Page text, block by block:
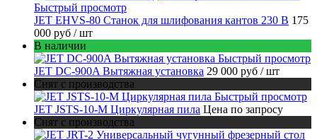
Быстрый просмотр
JET EHVS-80 Станок для шлифования кантов 230 В 175
000 руб / шт
В наличии
Быстрый просмотр
JET DC-900A Вытяжная установка 29 000 руб / шт
Снят с производства
Быстрый просмотр
JET JSTS-10-M Циркулярная пила Цена по запросу
Снят с производства